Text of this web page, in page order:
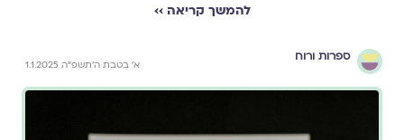
להמשך קריאה ››
ספרות ורוח
א׳ בטבת ה׳תשפ״ה 1.1.2025